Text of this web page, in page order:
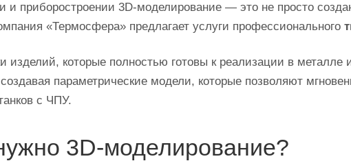
приборостроении 3D‑моделирование — это не просто
«Термосфера» предлагает услуги профессионального
которые полностью готовы к реализации в
параметрические модели, которые позволяют
с ЧПУ.
3D‑моделирование?